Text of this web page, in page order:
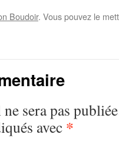
Boudoir. Vous pouvez le
sera pas
avec *